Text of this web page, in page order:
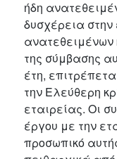
ήδη
δυσχέρεια στην
ανατεθειμένων
της σύμβασης
έτη,
την Ελεύθερη
εταιρείας. Οι
έργου με την
προσωπικό